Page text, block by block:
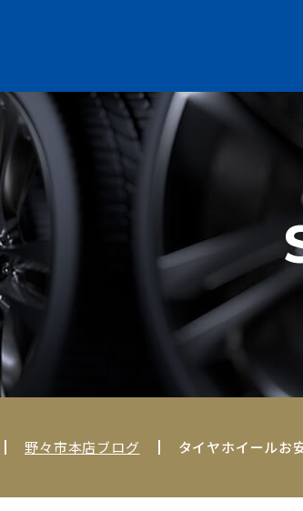
野々市本店ブログ タイヤホイールお